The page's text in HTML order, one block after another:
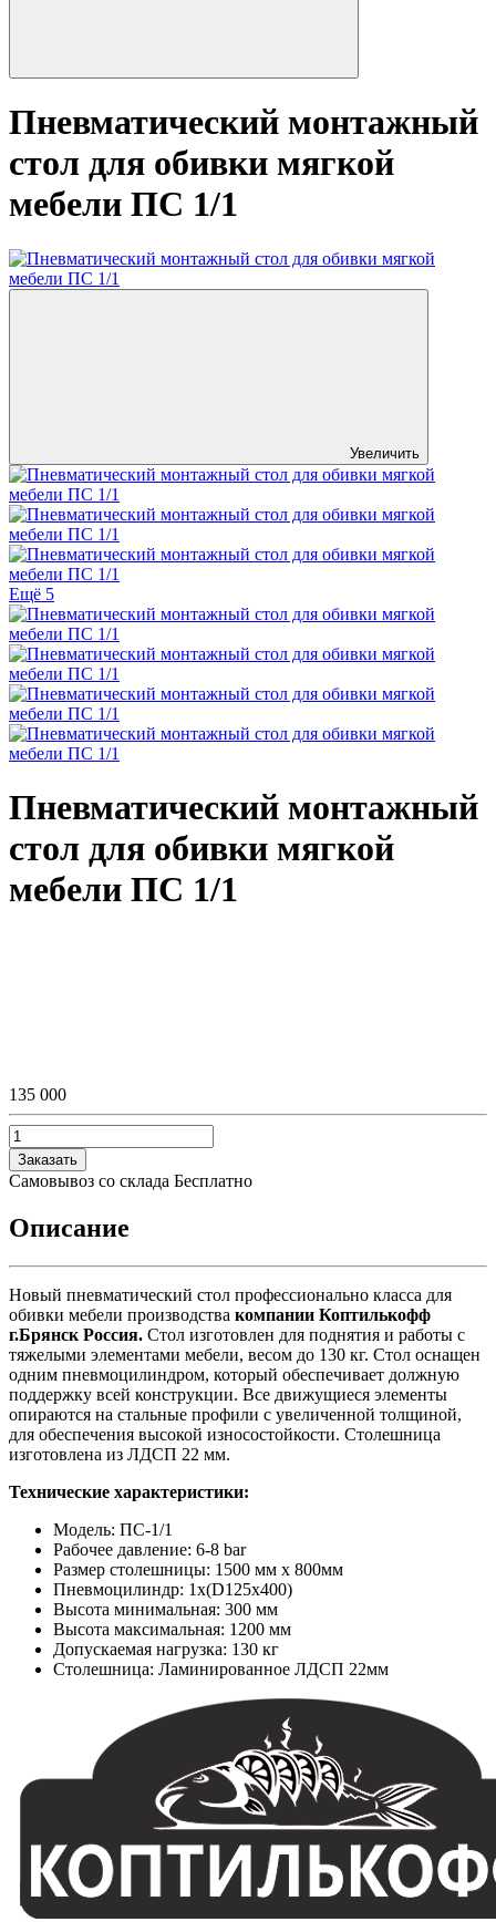
Пневматический монтажный
стол для обивки мягкой
мебели ПС 1/1
Увеличить
Ещё 5
Пневматический монтажный
стол для обивки мягкой
мебели ПС 1/1
135 000
Заказать
Самовывоз со склада Бесплатно
Описание
Новый пневматический стол профессионально класса для
обивки мебели производства компании Коптилькофф
г.Брянск Россия. Стол изготовлен для поднятия и работы с
тяжелыми элементами мебели, весом до 130 кг. Стол оснащен
одним пневмоцилиндром, который обеспечивает должную
поддержку всей конструкции. Все движущиеся элементы
опираются на стальные профили с увеличенной толщиной,
для обеспечения высокой износостойкости. Столешница
изготовлена из ЛДСП 22 мм.
Технические характеристики:
Модель: ПС-1/1
Рабочее давление: 6-8 bar
Размер столешницы: 1500 мм x 800мм
Пневмоцилиндр: 1x(D125x400)
Высота минимальная: 300 мм
Высота максимальная: 1200 мм
Допускаемая нагрузка: 130 кг
Столешница: Ламинированное ЛДСП 22мм